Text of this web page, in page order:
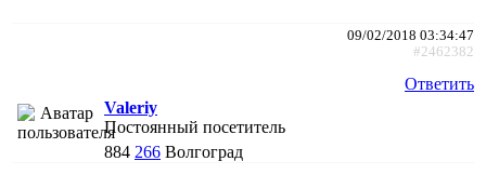
09/02/2018 03:34:47
#2462382
Ответить
Valeriy
Постоянный посетитель
884 266 Волгоград